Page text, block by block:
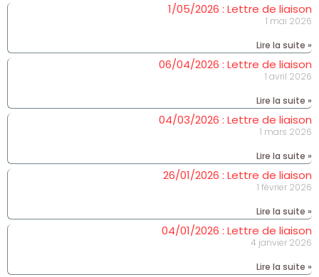
1/05/2026 : Lettre de liaison
1 mai 2026
Lire la suite »
06/04/2026 : Lettre de liaison
1 avril 2026
Lire la suite »
04/03/2026 : Lettre de liaison
1 mars 2026
Lire la suite »
26/01/2026 : Lettre de liaison
1 février 2026
Lire la suite »
04/01/2026 : Lettre de liaison
4 janvier 2026
Lire la suite »